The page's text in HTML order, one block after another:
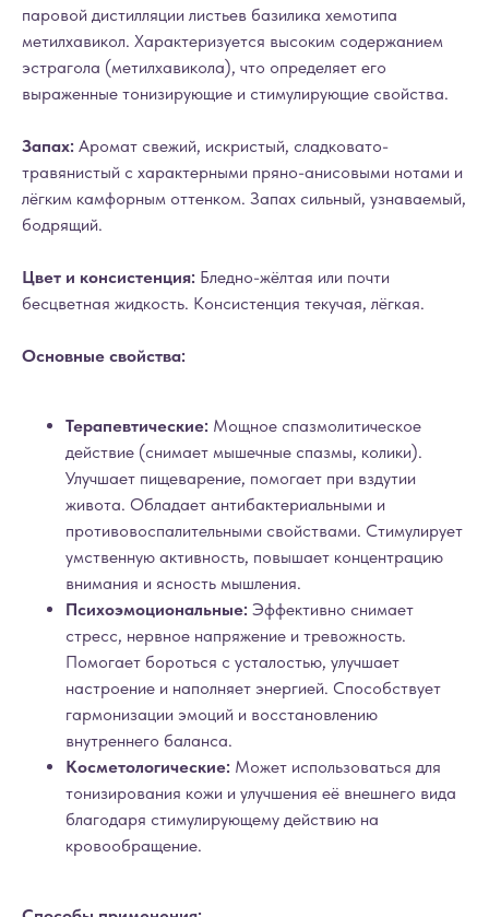
паровой дистилляции листьев базилика хемотипа
метилхавикол. Характеризуется высоким содержанием
эстрагола (метилхавикола), что определяет его
выраженные тонизирующие и стимулирующие свойства.
Запах: Аромат свежий, искристый, сладковато-
травянистый с характерными пряно-анисовыми нотами и
лёгким камфорным оттенком. Запах сильный, узнаваемый,
бодрящий.
Цвет и консистенция: Бледно-жёлтая или почти
бесцветная жидкость. Консистенция текучая, лёгкая.
Основные свойства:
Терапевтические: Мощное спазмолитическое
действие (снимает мышечные спазмы, колики).
Улучшает пищеварение, помогает при вздутии
живота. Обладает антибактериальными и
противовоспалительными свойствами. Стимулирует
умственную активность, повышает концентрацию
внимания и ясность мышления.
Психоэмоциональные: Эффективно снимает
стресс, нервное напряжение и тревожность.
Помогает бороться с усталостью, улучшает
настроение и наполняет энергией. Способствует
гармонизации эмоций и восстановлению
внутреннего баланса.
Косметологические: Может использоваться для
тонизирования кожи и улучшения её внешнего вида
благодаря стимулирующему действию на
кровообращение.